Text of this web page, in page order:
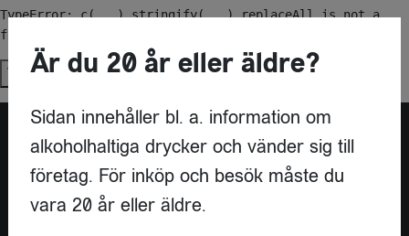
TypeError: c(...).stringify(...).replaceAll is not a
function
Try again
Är du leverantör?
Är du 20 år eller äldre?
Sidan innehåller bl. a. information om
alkoholhaltiga drycker och vänder sig till
företag. För inköp och besök måste du
vara 20 år eller äldre.